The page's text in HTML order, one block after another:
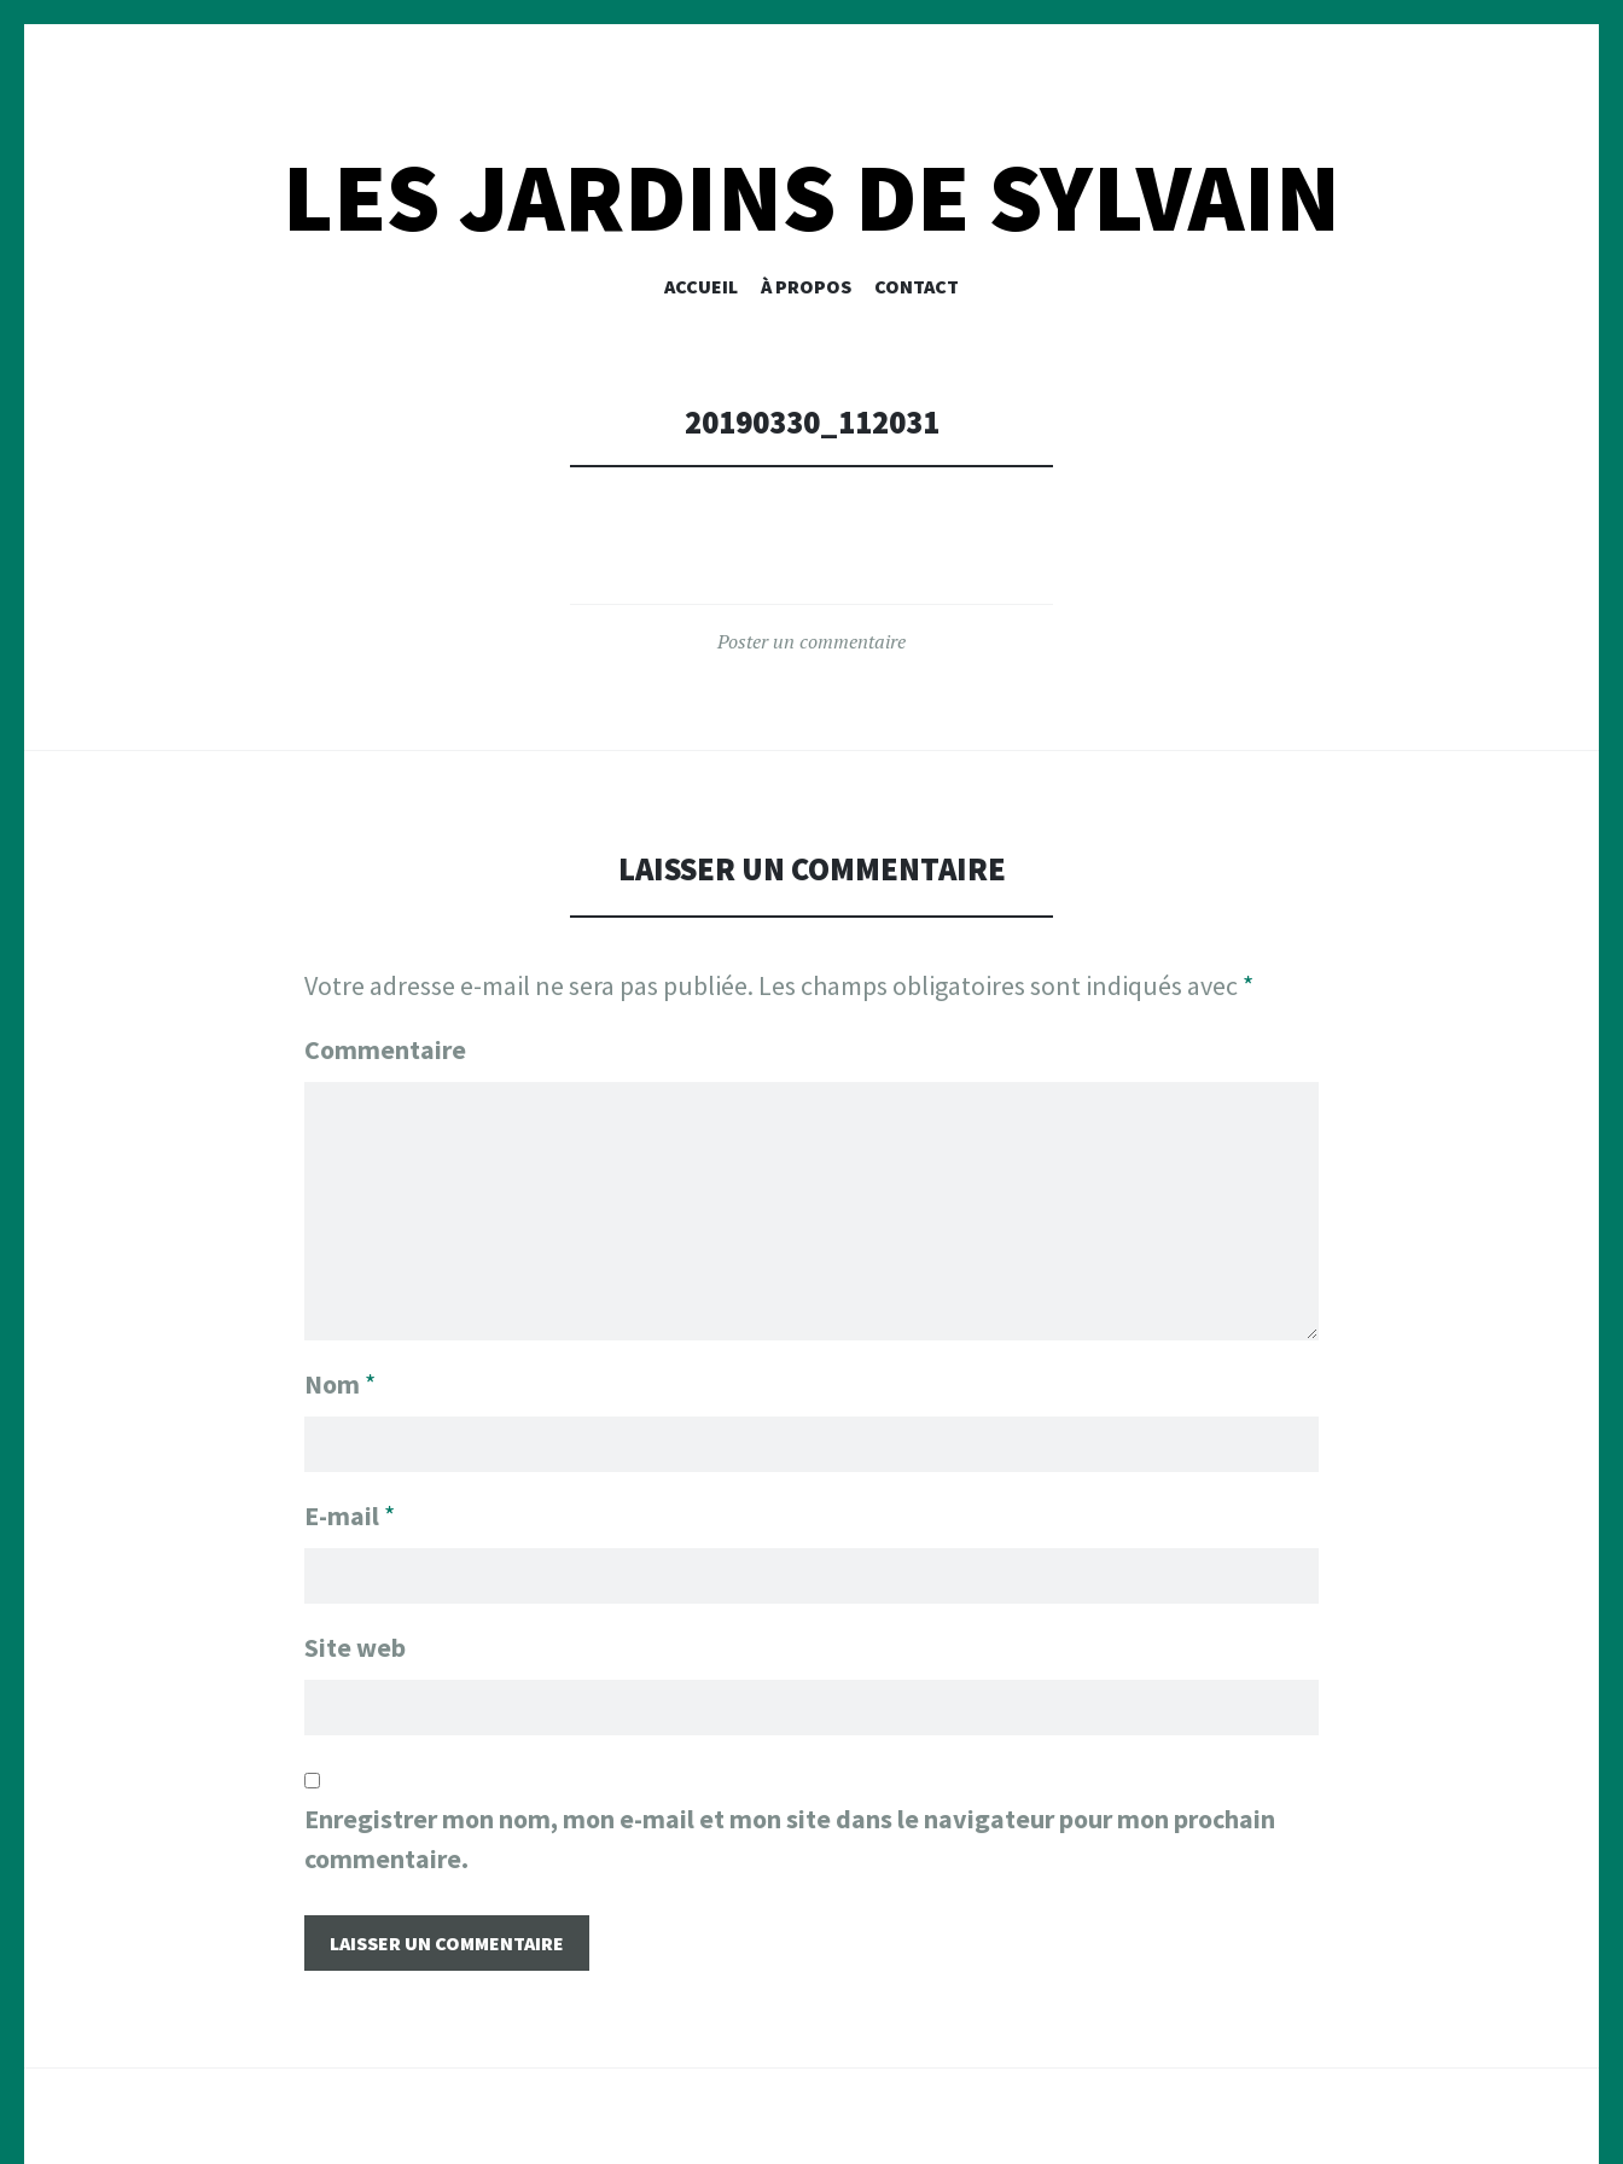
LES JARDINS DE SYLVAIN
ALLER
ACCUEIL À PROPOS CONTACT
20190330_112031
Poster un commentaire
LAISSER UN COMMENTAIRE
Votre adresse e-mail ne sera pas publiée. Les champs obligatoires sont indiqués avec*
Commentaire
Nom *
E-mail*
Site web
Enregistrer mon nom, mon e-mail et mon site dans le navigateur pour mon prochain
commentaire.